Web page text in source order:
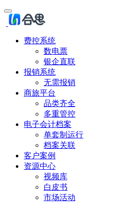
费控系统
数电票
银企直联
报销系统
无需报销
商旅平台
品类齐全
多重管控
电子会计档案
单套制运行
档案关联
客户案例
资源中心
视频库
白皮书
市场活动